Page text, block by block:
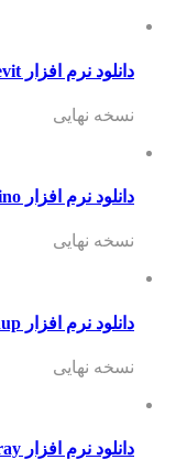
دانلود نرم افزار Revit
نسخه نهایی
دانلود نرم افزار Rhino
نسخه نهایی
دانلود نرم افزار sketchup
نسخه نهایی
دانلود نرم افزار vray